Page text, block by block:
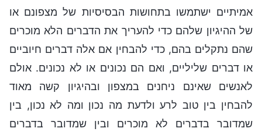
אמיתיים ישתמשו בתחושות הבסיסיות של מצפונם או
של ההיגיון שלהם כדי להעריך את הדברים הלא מוכרים
שהם נתקלים בהם, כדי להבחין אם אלה דברים חיוביים
או דברים שליליים, ואם הם נכונים או לא נכונים. אולם
לאנשים שאינם ניחנים במצפון ובהיגיון קשה מאוד
להבחין בין טוב לרע ולדעת מה נכון ומה לא נכון, בין
שמדובר בדברים לא מוכרים ובין שמדובר בדברים